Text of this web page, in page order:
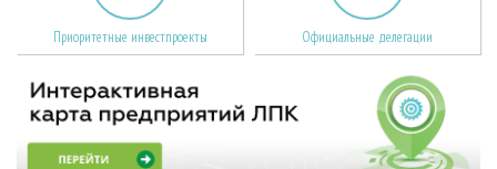
Приоритетные инвестпроекты Официальные делегации